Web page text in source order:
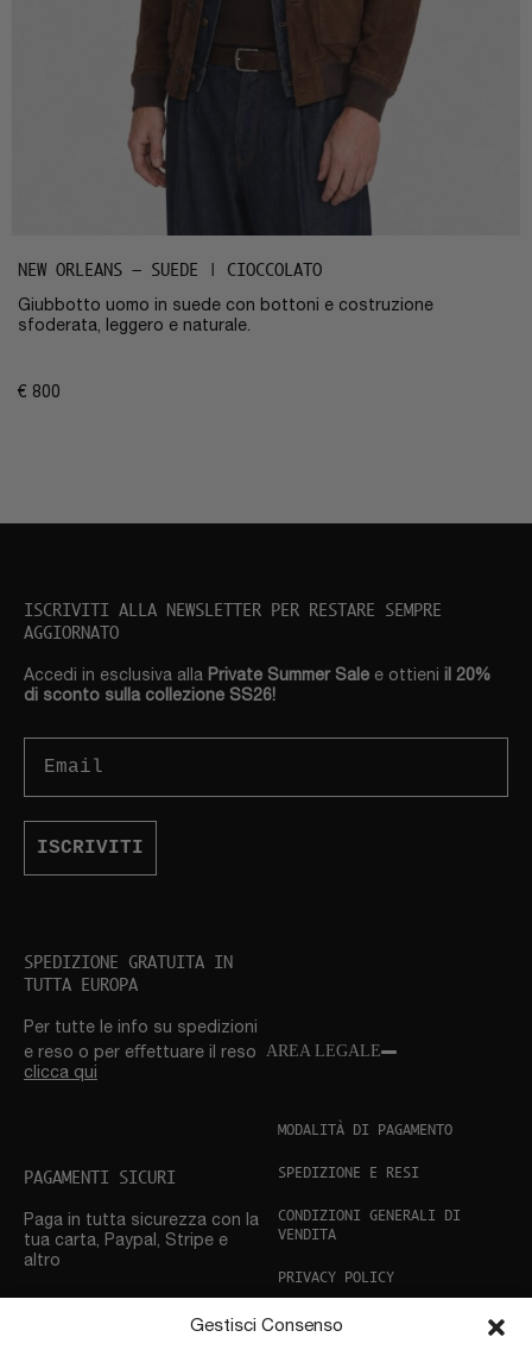
Gestisci Consenso
NEW ORLEANS – SUEDE | CIOCCOLATO
Giubbotto uomo in suede con bottoni e costruzione
sfoderata, leggero e naturale.
€ 800
ISCRIVITI ALLA NEWSLETTER PER RESTARE SEMPRE
AGGIORNATO
Accedi in esclusiva alla Private Summer Sale e ottieni il 20%
di sconto sulla collezione SS26!
ISCRIVITI
SPEDIZIONE GRATUITA IN
TUTTA EUROPA
Per tutte le info su spedizioni
e reso o per eﬀettuare il reso
clicca qui
PAGAMENTI SICURI
Paga in tutta sicurezza con la
tua carta, Paypal, Stripe e
altro
AREA LEGALE
MODALITÀ DI PAGAMENTO
SPEDIZIONE E RESI
CONDIZIONI GENERALI DI
VENDITA
PRIVACY POLICY
COOKIE POLICY